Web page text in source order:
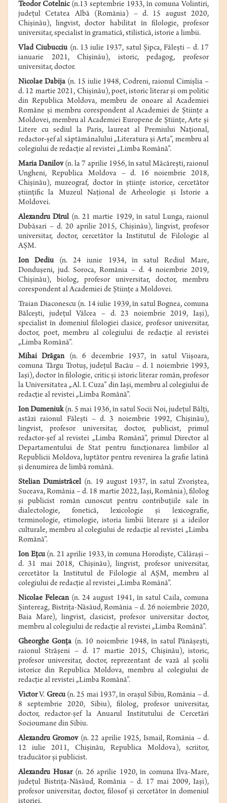
Teodor Cotelnic(n.13 septembrie 1933, în comuna Volintiri,
judeţul Cetatea Albă (România) – d. 15 august 2020,
Chişinău), lingvist, doctor habilitat în filologie, profesor
universitar, specialist în gramatică, stilistică, istorie a limbii.
Vlad Ciubucciu (n. 13 iulie 1937, satul Şipca, Făleşti – d. 17
ianuarie 2021, Chişinău), istoric, pedagog, profesor
universitar, doctor.
Nicolae Dabija(n. 15 iulie 1948, Codreni, raionul Cimişlia –
d. 12 martie 2021, Chişinău), poet, istoric literar şi om politic
din Republica Moldova, membru de onoare al Academiei
Române şi membru corespondent al Academiei de Ştiinţe a
Moldovei, membru al Academiei Europene de Ştiinţe, Arte şi
Litere cu sediul la Paris, laureat al Premiului Naţional,
redactor-şef al săptămânalului „Literatura şi Arta”, membru al
colegiului de redacţie al revistei „Limba Română”.
Maria Danilov(n. la 7 aprilie 1956, în satul Măcăreşti, raionul
Ungheni, Republica Moldova – d. 16 noiembrie 2018,
Chişinău), muzeograf, doctor în ştiinţe istorice, cercetător
ştiinţific la Muzeul Naţional de Arheologie şi Istorie a
Moldovei.
Alexandru Dîrul (n. 21 martie 1929, în satul Lunga, raionul
Dubăsari – d. 20 aprilie 2015, Chişinău), lingvist, profesor
universitar, doctor, cercetător la Institutul de Filologie al
AŞM.
Ion Dediu (n.24 iunie 1934, în satul Rediul Mare,
Donduşeni, jud. Soroca, România – d. 4 noiembrie 2019,
Chişinău), biolog, profesor universitar, doctor, membru
corespondent alAcademiei de Ştiinţe a Moldovei.
Traian Diaconescu (n. 14 iulie 1939, în satul Bognea, comuna
Bălceşti, judeţul Vâlcea – d. 23 noiembrie 2019, Iaşi),
specialist în domeniul filologiei clasice, profesor universitar,
doctor, poet, membru al colegiului de redacţie al revistei
„Limba Română”.
Mihai Drăgan(n.6 decembrie 1937, în satul Viişoara,
comuna Târgu Trotuş, judeţul Bacău – d. 1 noiembrie 1993,
Iaşi), doctor în filologie, critic şi istoric literar român, profesor
la Universitatea „Al. I. Cuza” din Iaşi, membru al colegiului de
redacţie al revistei „Limba Română”.
Ion Dumeniuk(n.5 mai 1936,în satulSocii Noi,judeţul Bălţi,
astăzi raionul Făleşti – d. 3 noiembrie 1992, Chişinău),
lingvist, profesor universitar, doctor, publicist, primul
redactor-şef al revistei „Limba Română”, primul Director al
Departamentului de Stat pentru funcţionarea limbilor al
Republicii Moldova, luptător pentru revenirea la grafie latină
şi denumirea de limbă română.
Stelian Dumistrăcel(n. 19 august 1937, în satul Zvoriştea,
Suceava,România– d. 18 martie 2022, Iaşi,România), filolog
şi publicist român cunoscut pentru contribuţiile sale în
dialectologie, fonetică, lexicologie şi lexicografie,
terminologie, etimologie, istoria limbii literare şi a ideilor
culturale, membru al colegiului de redacţie al revistei „Limba
Română”.
Ion Eţcu(n. 21 aprilie 1933, în comuna Horodişte, Călăraşi –
d. 31 mai 2018, Chişinău), lingvist, profesor universitar,
cercetător la Institutul de Filologie al AŞM, membru al
colegiului de redacţie al revistei „Limba Română”.
Nicolae Felecan (n. 24 august 1941, în satul Caila, comuna
Şintereag, Bistriţa-Năsăud, România – d. 26 noiembrie 2020,
Baia Mare), lingvist, clasicist, profesor universitar doctor,
membru al colegiului de redacţie al revistei „Limba Română”.
Gheorghe Gonţa (n. 10 noiembrie 1948, în satul Pănăşeşti,
raionul Străşeni – d. 17 martie 2015, Chişinău), istoric,
profesor universitar, doctor, reprezentant de vază al şcolii
istorice din Republica Moldova, membru al colegiului de
redacţie al revistei „Limba Română”.
VictorV. Grecu(n. 25 mai 1937, în oraşul Sibiu, România – d.
8 septembrie 2020, Sibiu), filolog, profesor universitar,
doctor, redactor-şefla Anuarul Institutului de Cercetări
Socioumane din Sibiu.
Alexandru Gromov(n.22 aprilie 1925, Ismail, România –d.
12 iulie 2011, Chişinău, Republica Moldova), scriitor,
traducător şi publicist.
Alexandru Husar(n. 26 aprilie 1920, în comuna Ilva-Mare,
judeţul Bistriţa-Năsăud, România – d. 17 mai 2009, Iaşi),
profesor universitar, doctor, filosof şi cercetător în domeniul